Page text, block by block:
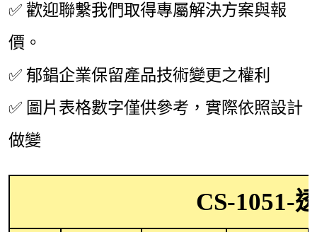
✅ 歡迎聯繫我們取得專屬解決方案與報
價。
✅ 郁錩企業保留產品技術變更之權利
✅ 圖片表格數字僅供參考，實際依照設計
做變
CS-1051-